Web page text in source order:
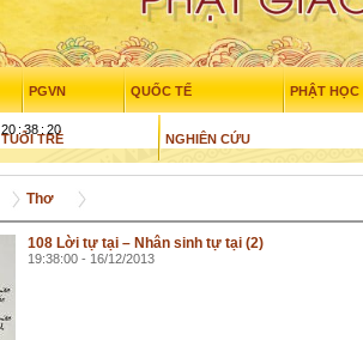
PGVN QUỐC TẾ PHẬT HỌC
TUỔI TRẺ NGHIÊN CỨU
20 : 38 : 21
Thơ
108 Lời tự tại – Nhân sinh tự tại (2)
19:38:00 - 16/12/2013